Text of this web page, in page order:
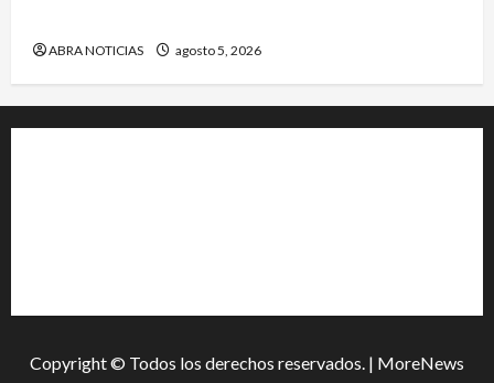
ABRA NOTICIAS agosto 5, 2026
Copyright © Todos los derechos reservados. | MoreNews